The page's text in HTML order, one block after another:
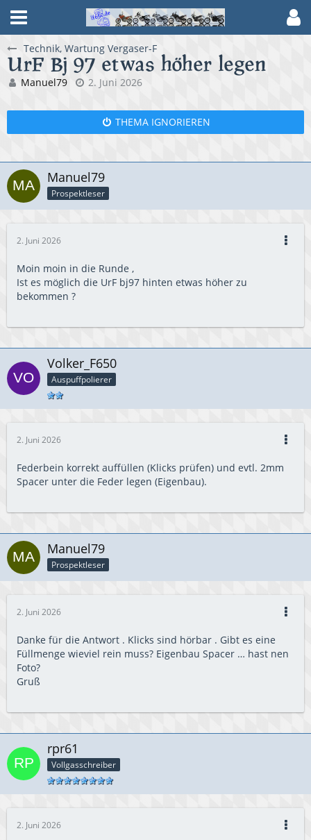
Technik, Wartung Vergaser-F
UrF Bj 97 etwas höher legen
Manuel79 2. Juni 2026
THEMA IGNORIEREN
Manuel79
Prospektleser
2. Juni 2026
Moin moin in die Runde ,
Ist es möglich die UrF bj97 hinten etwas höher zu
bekommen ?
Volker_F650
Auspuffpolierer
2. Juni 2026
Federbein korrekt auffüllen (Klicks prüfen) und evtl. 2mm
Spacer unter die Feder legen (Eigenbau).
Manuel79
Prospektleser
2. Juni 2026
Danke für die Antwort . Klicks sind hörbar . Gibt es eine
Füllmenge wieviel rein muss? Eigenbau Spacer … hast nen
Foto?
Gruß
rpr61
Vollgasschreiber
2. Juni 2026